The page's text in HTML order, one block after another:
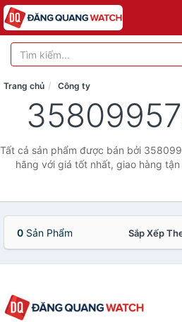
Trang chủ Công ty
Tất cả sản phẩm được bán bởi
hãng với giá tốt nhất, giao hàng
0 Sản Phẩm Sắp Xếp